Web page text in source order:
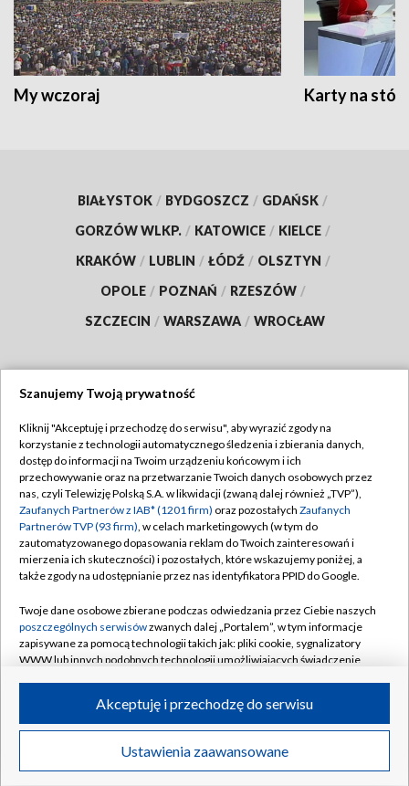
My wczoraj Karty na
BIAŁYSTOK / BYDGOSZCZ / GDAŃSK /
GORZÓW WLKP. / KATOWICE / KIELCE /
KRAKÓW / LUBLIN / ŁÓDŹ / OLSZTYN /
OPOLE / POZNAŃ / RZESZÓW /
SZCZECIN / WARSZAWA / WROCŁAW
TVP
Abonament TVP
Emisja w TVP
Centrum informacji TVP
Naziemna Telewizja Cyfrowa
Rada Programowa
System NOS
Informacje o nadawcy
Program dla prasy
Ogłoszenie przetargowe
Regulamin TVP
Polityka prywatności
Moje zgody
Pomoc
Kontakt
Kanały
©2026 Telewizja Polska S.A. w likwidacji
Szanujemy Twoją prywatność
Kliknij "Akceptuję i przechodzę do serwisu", aby wyrazić zgody na
korzystanie z technologii automatycznego śledzenia i zbierania danych,
dostęp do informacji na Twoim urządzeniu końcowym i ich
przechowywanie oraz na przetwarzanie Twoich danych osobowych przez
nas, czyli Telewizję Polską S.A. w likwidacji (zwaną dalej również „TVP”),
Zaufanych Partnerów z IAB* (1201 firm) oraz pozostałych Zaufanych
Partnerów TVP (93 firm), w celach marketingowych (w tym do
zautomatyzowanego dopasowania reklam do Twoich zainteresowań i
mierzenia ich skuteczności) i pozostałych, które wskazujemy poniżej, a
także zgody na udostępnianie przez nas identyfikatora PPID do Google.
Twoje dane osobowe zbierane podczas odwiedzania przez Ciebie naszych
poszczególnych serwisówzwanych dalej „Portalem”, w tym informacje
zapisywane za pomocą technologii takich jak: pliki cookie, sygnalizatory
WWW lub innych podobnych technologii umożliwiających świadczenie
ruchu w Internecie.
Twoje dane osobowe zbierane podczas odwiedzania przez Ciebie
poszczególnych serwisówna Portalu, takie jak adresy IP, identyfikatory
Ustawienia zaawansowane
Akceptuję i przechodzę do serwisu